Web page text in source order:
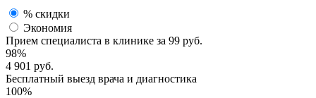
% скидки
Экономия
Прием специалиста в клинике за 99 руб.
98%
4 901 руб.
Бесплатный выезд врача и диагностика
100%